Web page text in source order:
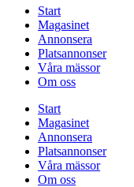
Start
Magasinet
Annonsera
Platsannonser
Våra mässor
Om oss
Start
Magasinet
Annonsera
Platsannonser
Våra mässor
Om oss